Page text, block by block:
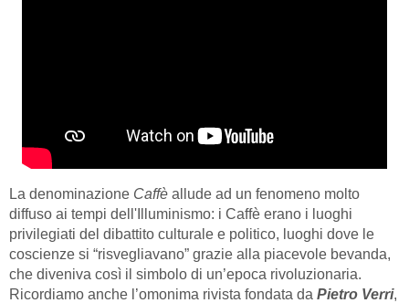
La denominazione Caffè allude ad un fenomeno molto
diffuso ai tempi dell'Illuminismo: i Caffè erano i luoghi
privilegiati del dibattito culturale e politico, luoghi dove le
coscienze si “risvegliavano” grazie alla piacevole bevanda,
che diveniva così il simbolo di un’epoca rivoluzionaria.
Ricordiamo anche l’omonima rivista fondata da Pietro Verri,